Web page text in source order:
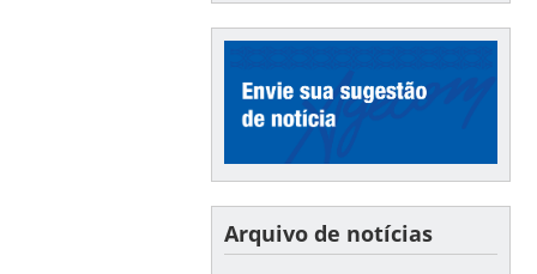
Arquivo de notícias